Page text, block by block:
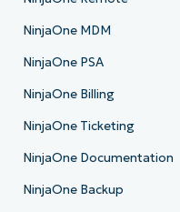
NinjaOne MDM
NinjaOne PSA
NinjaOne Billing
NinjaOne Ticketing
NinjaOne Documentation
NinjaOne Backup